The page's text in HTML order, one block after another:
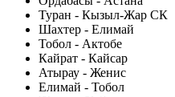
Туран - Кызыл-Жар СК
Шахтер - Елимай
Тобол - Актобе
Кайрат - Кайсар
Атырау - Женис
Елимай - Тобол